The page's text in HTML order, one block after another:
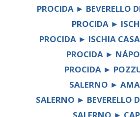
PROCIDA ► BEVERELLO
PROCIDA ►
PROCIDA ► ISCHIA
PROCIDA ►
PROCIDA ►
SALERNO ►
SALERNO ► BEVERELLO
SALERNO ►